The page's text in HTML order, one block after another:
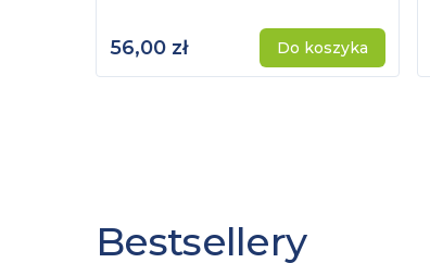
56,00 zł Do koszyka
Bestsellery